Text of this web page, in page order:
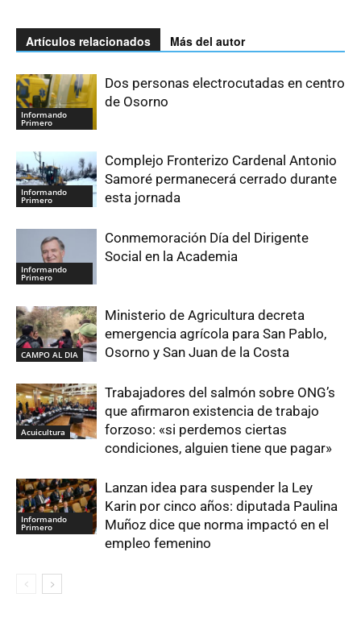
Artículos relacionados Más del autor
Informando
Primero
Dos personas electrocutadas en centro
de Osorno
Informando
Primero
Complejo Fronterizo Cardenal Antonio
Samoré permanecerá cerrado durante
esta jornada
Informando
Primero
Conmemoración Día del Dirigente
Social en la Academia
CAMPO AL DIA
Ministerio de Agricultura decreta
emergencia agrícola para San Pablo,
Osorno y San Juan de la Costa
Acuicultura
Trabajadores del salmón sobre ONG’s
que afirmaron existencia de trabajo
forzoso: «si perdemos ciertas
condiciones, alguien tiene que pagar»
Informando
Primero
Lanzan idea para suspender la Ley
Karin por cinco años: diputada Paulina
Muñoz dice que norma impactó en el
empleo femenino